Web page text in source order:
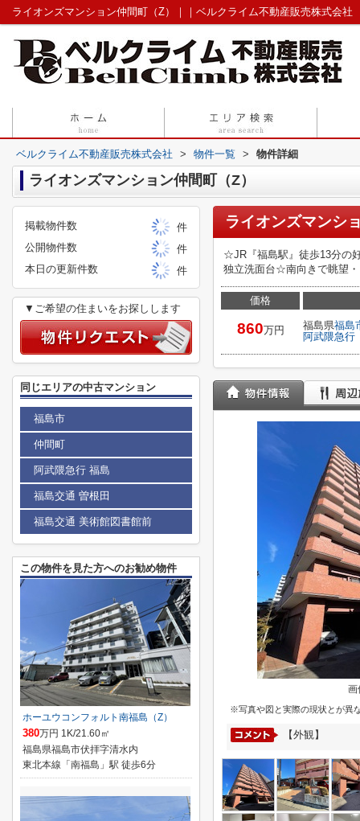
ライオンズマンション仲間町（Z）｜｜ベルクライム不動産販売株式会社
ベルクライム不動産販売株式会社 > 物件一覧 > 物件詳細
ライオンズマンション仲間町（Z）
ライオンズマンシ
☆JR『福島駅』徒歩13分
独立洗面台☆南向きで眺望
価格
860万円 福島県福島
阿武隈急行
画
※写真や図と実際の現状とが異
【外観】
掲載物件数
件
公開物件数
件
本日の更新件数
件
▼ご希望の住まいをお探しします
同じエリアの中古マンション
福島市
仲間町
阿武隈急行 福島
福島交通 曽根田
福島交通 美術館図書館前
この物件を見た方へのお勧め物件
ホーユウコンフォルト南福島（Z）
380万円 1K/21.60㎡
福島県福島市伏拝字清水内
東北本線「南福島」駅 徒歩6分